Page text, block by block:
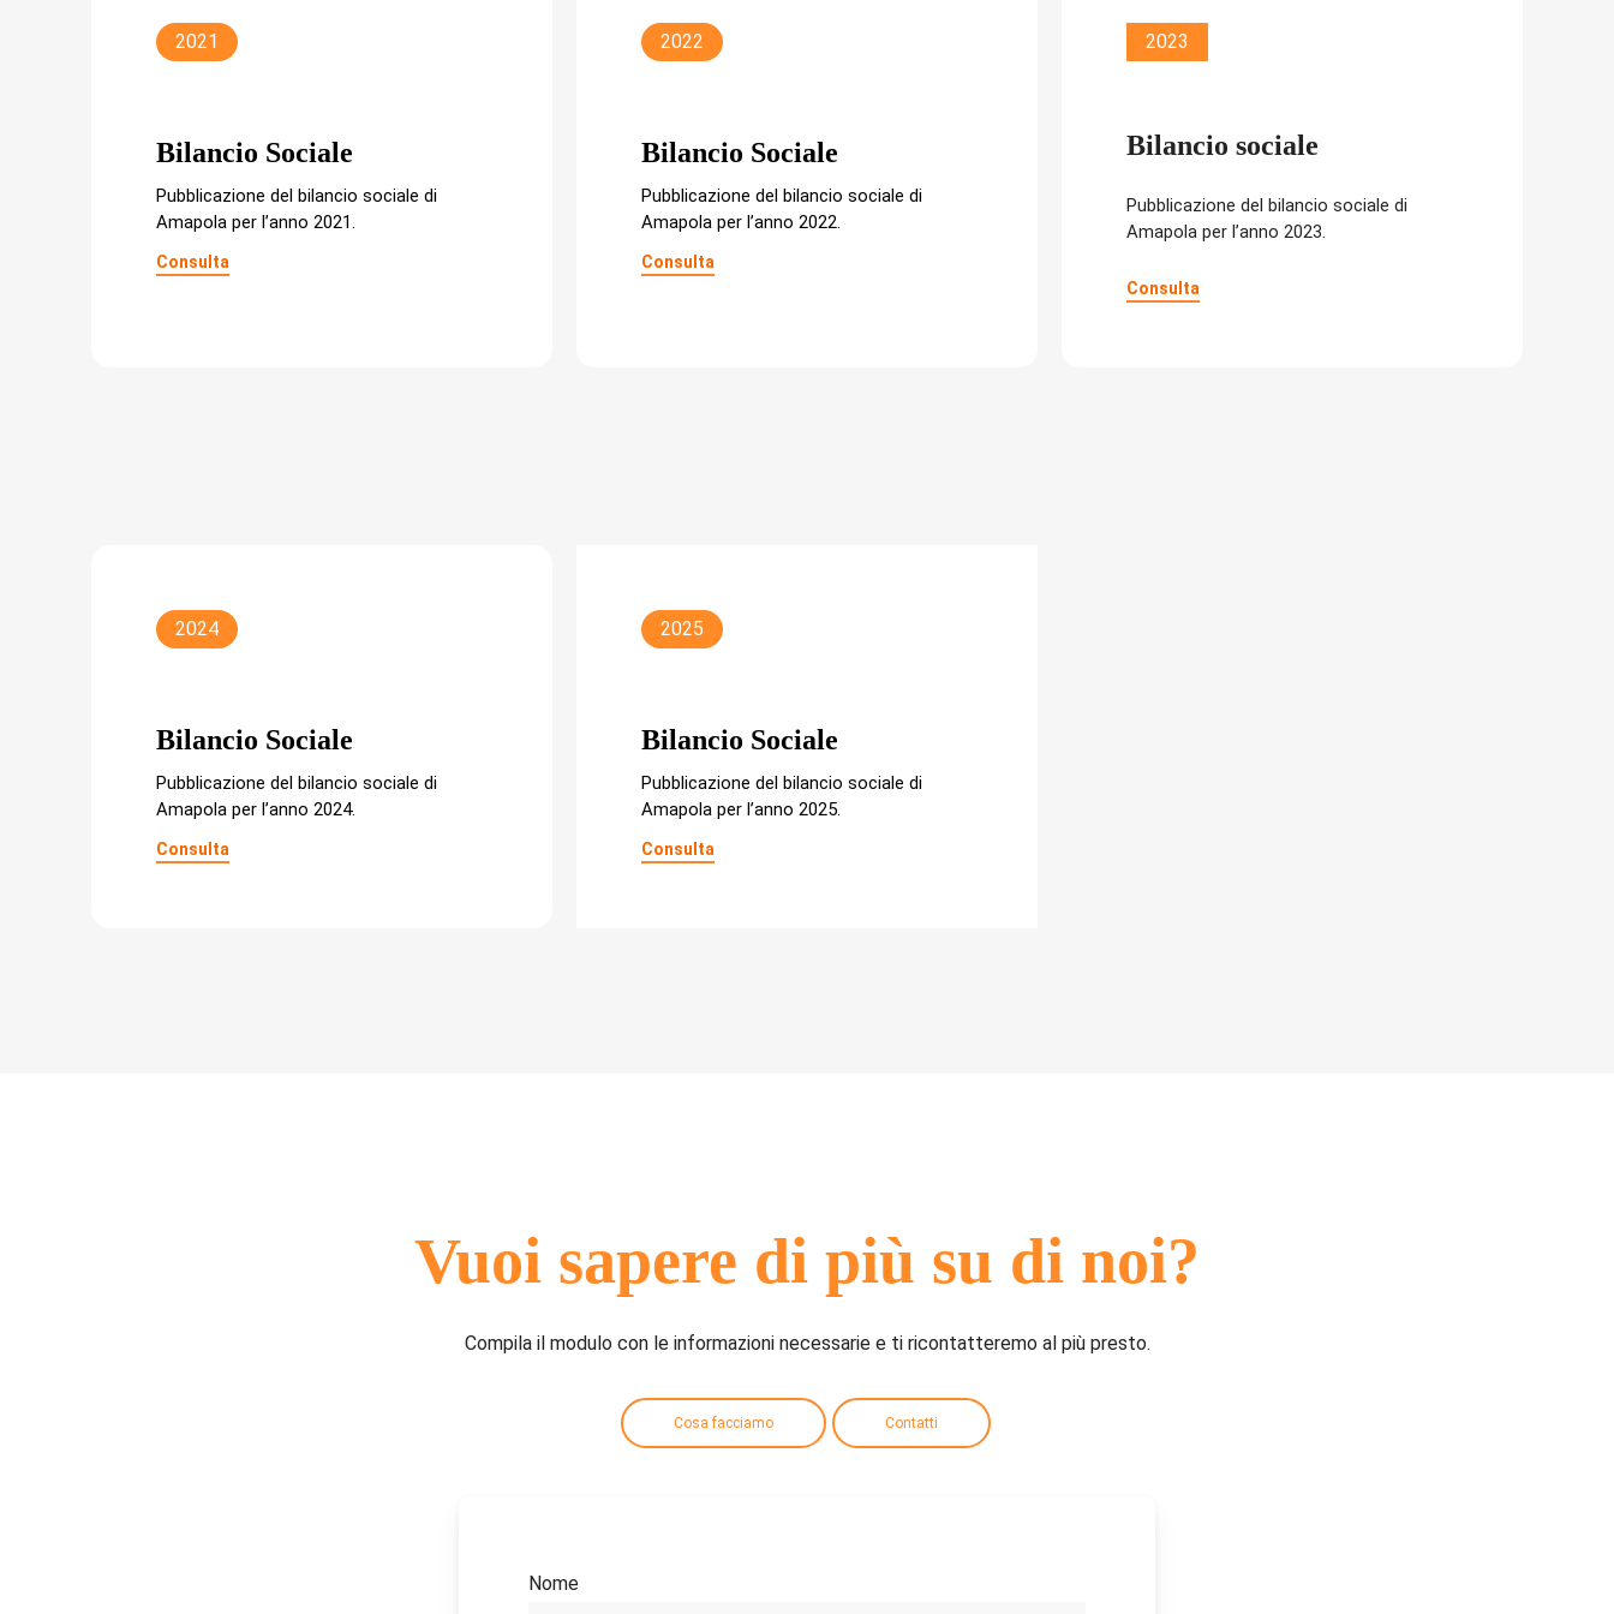
2021
Bilancio Sociale
Pubblicazione del bilancio sociale di
Amapola per l’anno 2021.
Consulta
2022
Bilancio Sociale
Pubblicazione del bilancio sociale di
Amapola per l’anno 2022.
Consulta
2023
Bilancio sociale
Pubblicazione del bilancio sociale di
Amapola per l’anno 2023.
Consulta
2024
Bilancio Sociale
Pubblicazione del bilancio sociale di
Amapola per l’anno 2024.
Consulta
2025
Bilancio Sociale
Pubblicazione del bilancio sociale di
Amapola per l’anno 2025.
Consulta
Vuoi sapere di più su di noi?
Compila il modulo con le informazioni necessarie e ti ricontatteremo al più presto.
Cosa facciamo Contatti
Nome